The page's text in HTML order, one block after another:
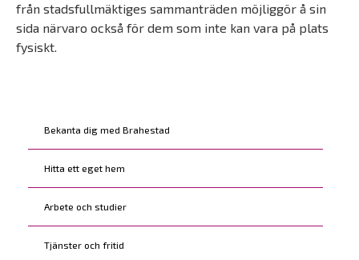
Kohderyhmät
Bekanta dig med Brahestad
Hitta ett eget hem
Arbete och studier
Tjänster och fritid
från stadsfullmäktiges sammanträden möjliggör å sin
sida närvaro också för dem som inte kan vara på plats
fysiskt.